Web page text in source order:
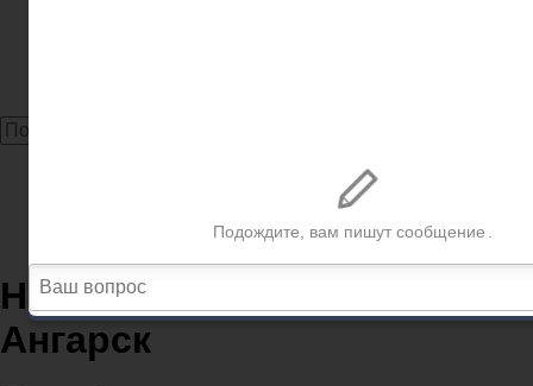
Нотариусы в городе Ангарск
Нотариусы в городе
Ангарск